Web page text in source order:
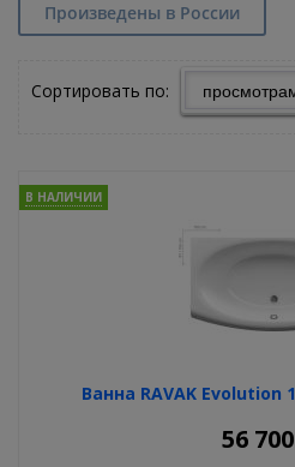
Произведены в России
Сортировать по:
Ванна RAVAK Evolution
В НАЛИЧИИ
56 700